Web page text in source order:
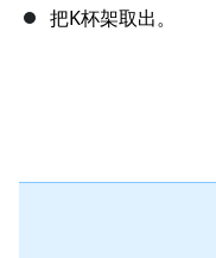
把K杯架取出。